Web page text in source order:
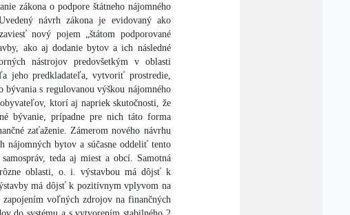
zákona o podpore štátneho nájomného
návrh zákona je evidovaný ako
nový pojem „štátom podporované
ako aj dodanie bytov a ich následné
nástrojov predovšetkým v oblasti
jeho predkladateľa, vytvoriť prostredie,
bývania s regulovanou výškou nájomného
ktorí aj napriek skutočnosti, že
bývanie, prípadne pre nich táto forma
zaťaženie. Zámerom nového návrhu
bytov a súčasne oddeliť tento
teda aj miest a obcí. Samotná
oblasti, o. i. výstavbou má dôjsť k
má dôjsť k pozitívnym vplyvom na
zapojením voľných zdrojov na finančných